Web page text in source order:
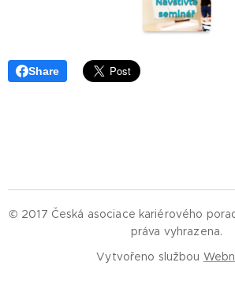
Share
© 2017 Česká asociace kariérového
práva vyhrazena.
Vytvořeno službou